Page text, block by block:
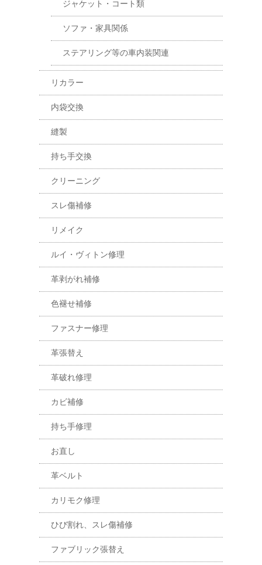
ジャケット・コート類
ソファ・家具関係
ステアリング等の車内装関連
リカラー
内袋交換
縫製
持ち手交換
クリーニング
スレ傷補修
リメイク
ルイ・ヴィトン修理
革剥がれ補修
色褪せ補修
ファスナー修理
革張替え
革破れ修理
カビ補修
持ち手修理
お直し
革ベルト
カリモク修理
ひび割れ、スレ傷補修
ファブリック張替え